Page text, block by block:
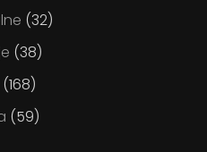
(32)
(38)
(168)
(59)